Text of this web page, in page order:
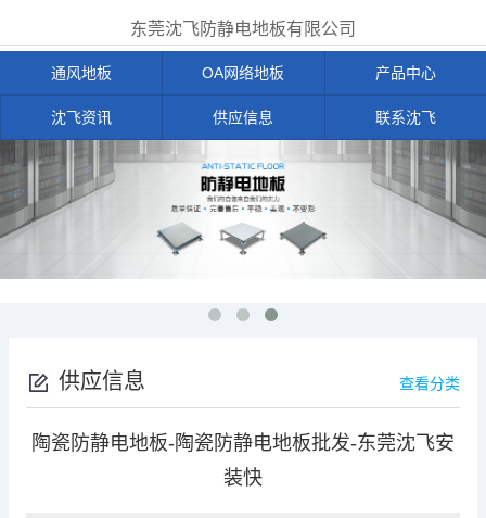
东莞沈飞防静电地板有限公司
通风地板 OA网络地板 产品中心
沈飞资讯 供应信息 联系沈飞
供应信息 查看分类
陶瓷防静电地板-陶瓷防静电地板批发-东莞沈飞安
装快